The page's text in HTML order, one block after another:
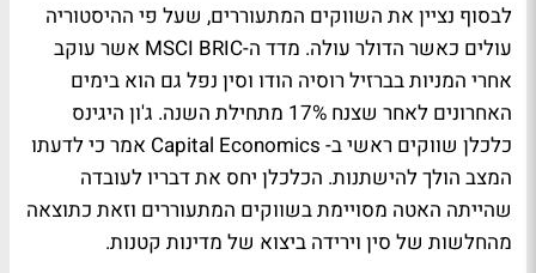
לבסוף נציין את השווקים המתעוררים, שעל פי ההיסטוריה
עולים כאשר הדולר עולה. מדד ה-MSCI BRIC אשר עוקב
אחרי המניות בברזיל רוסיה הודו וסין נפל גם הוא בימים
האחרונים לאחר שצנח 17% מתחילת השנה. ג'ון היגינס
כלכלן שווקים ראשי ב- Capital Economics אמר כי לדעתו
המצב הולך להישתנות. הכלכלן יחס את דבריו לעובדה
שהייתה האטה מסויימת בשווקים המתעוררים וזאת כתוצאה
מהחלשות של סין וירידה ביצוא של מדינות קטנות.